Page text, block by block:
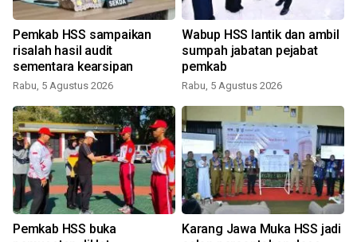
Pemkab HSS sampaikan
risalah hasil audit
sementara kearsipan
Rabu, 5 Agustus 2026
Wabup HSS lantik dan ambil
sumpah jabatan pejabat
pemkab
Rabu, 5 Agustus 2026
Pemkab HSS buka
Karang Jawa Muka HSS jadi